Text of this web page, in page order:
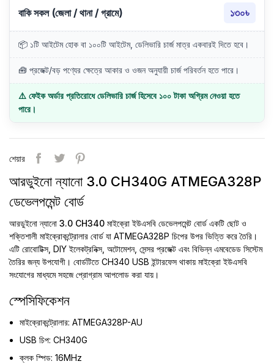
বাকি সকল (জেলা / থানা / গ্রামে) ১৩০৳
📦 ১টি আইটেম হোক বা ১০০টি আইটেম, ডেলিভারি চার্জ মাত্র একবারই দিতে হবে।
🧰 প্রজেক্ট/বড় পণ্যের ক্ষেত্রে আকার ও ওজন অনুযায়ী চার্জ পরিবর্তন হতে পারে।
⚠️ ফেইক অর্ডার প্রতিরোধে ডেলিভারি চার্জ হিসেবে ১০০ টাকা অগ্রিম নেওয়া হতে
পারে।
শেয়ার
আরডুইনো ন্যানো 3.0 CH340G ATMEGA328P
ডেভেলপমেন্ট বোর্ড
আরডুইনো ন্যানো 3.0 CH340 মাইক্রো ইউএসবি ডেভেলপমেন্ট বোর্ডএকটি ছোট ও
শক্তিশালী মাইক্রোকন্ট্রোলার বোর্ড যা ATMEGA328P চিপের উপর ভিত্তি করে তৈরি।
এটি রোবোটিক্স, DIY ইলেকট্রনিক্স, অটোমেশন, সেন্সর প্রজেক্ট এবং বিভিন্ন এমবেডেড সিস্টেম
তৈরির জন্য উপযোগী। বোর্ডটিতে CH340 USB ইন্টারফেস থাকায় মাইক্রো ইউএসবি
সংযোগের মাধ্যমে সহজে প্রোগ্রাম আপলোড করা যায়।
স্পেসিফিকেশন
মাইক্রোকন্ট্রোলার: ATMEGA328P-AU
USB চিপ: CH340G
ক্লক স্পিড: 16MHz